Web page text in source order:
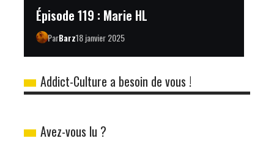
Épisode 119 : Marie HL
ParBarz18 janvier 2025
Addict-Culture a besoin de vous !
Avez-vous lu ?